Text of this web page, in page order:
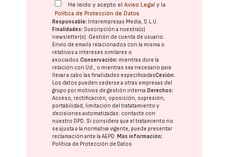
He leído y acepto elAviso Legal y la
Política de Protección de Datos
Responsable: Interempresas Media, S.L.U.
Finalidades: Suscripción a nuestra(s)
newsletter(s). Gestión de cuenta de usuario.
Envío de emails relacionados con la misma o
relativos a intereses similares o
asociados.Conservación: mientras dure la
relación con Ud., o mientras sea necesario para
llevar a cabo las finalidades especificadasCesión:
Los datos pueden cederse a otras empresas del
grupo por motivos de gestión interna.Derechos:
Acceso, rectificación, oposición, supresión,
portabilidad, limitación del tratatamiento y
decisiones automatizadas: contacte con
nuestro DPD. Si considera que el tratamiento no
se ajusta a la normativa vigente, puede presentar
reclamación ante laAEPD.Más información:
Política de Protección de Datos